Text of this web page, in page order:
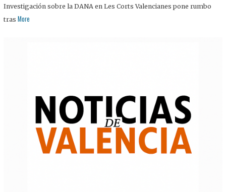
Investigación sobre la DANA en Les Corts Valencianes pone rumbo
tras More